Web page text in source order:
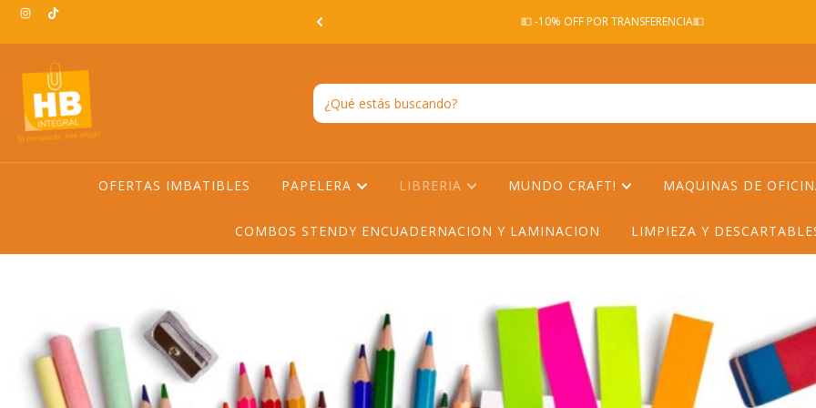
EN TODO AMBA -ENVIO GRATIS EN AMBA A PARTIR DE
💵 -10% OFF POR TRANSFERENCIA💵
OFERTAS IMBATIBLES PAPELERA LIBRERIA MUNDO CRAFT! MAQUINAS DE
COMBOS STENDY ENCUADERNACION Y LAMINACION LIMPIEZA Y